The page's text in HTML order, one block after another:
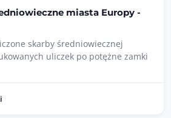
miasta Europy -
skarby średniowiecznej
uliczek po potężne zamki